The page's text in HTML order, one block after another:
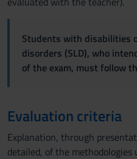
Students with disabilities
disorders (SLD), who
of the exam, must follow
Evaluation criteria
Explanation, through
detailed, of the